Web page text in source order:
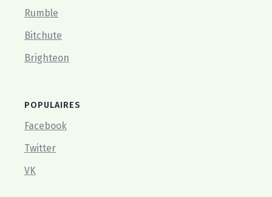
Rumble
Bitchute
Brighteon
POPULAIRES
Facebook
Twitter
VK